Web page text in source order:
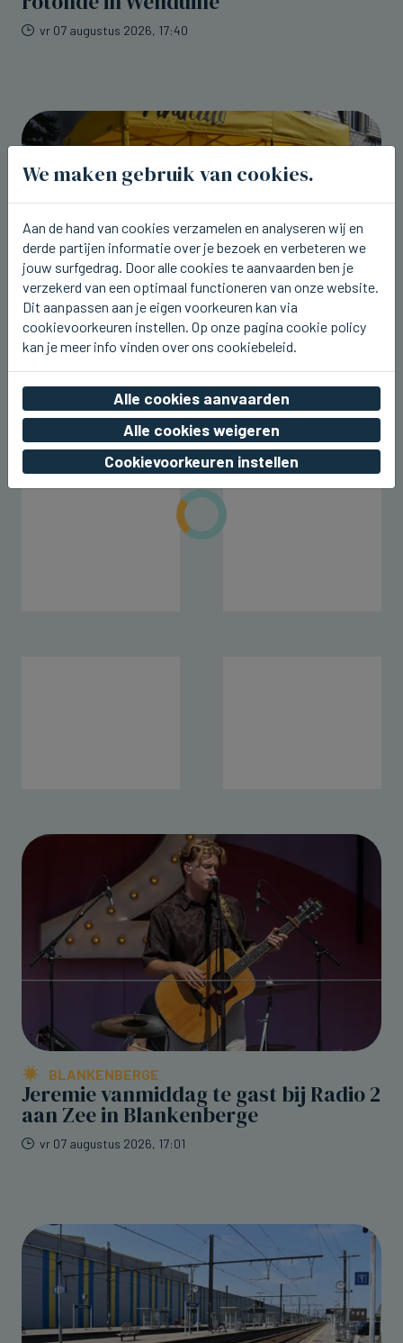
vr 07 augustus 2026, 17:40
BREDENE
Vandaag avondmarkt in Bredene (4)
vr 07 augustus 2026, 17:27
BLANKENBERGE
Jeremie vanmiddag te gast bij Radio 2
aan Zee in Blankenberge
vr 07 augustus 2026, 17:01
We maken gebruik van cookies.
Aan de hand van cookies verzamelen en analyseren wij en
derde partijen informatie over je bezoek en verbeteren we
jouw surfgedrag. Door alle cookies te aanvaarden ben je
verzekerd van een optimaal functioneren van onze website.
Dit aanpassen aan je eigen voorkeuren kan via
cookievoorkeuren instellen. Op onze pagina cookie policy
kan je meer info vinden over ons cookiebeleid.
Alle cookies aanvaarden
Alle cookies weigeren
Cookievoorkeuren instellen